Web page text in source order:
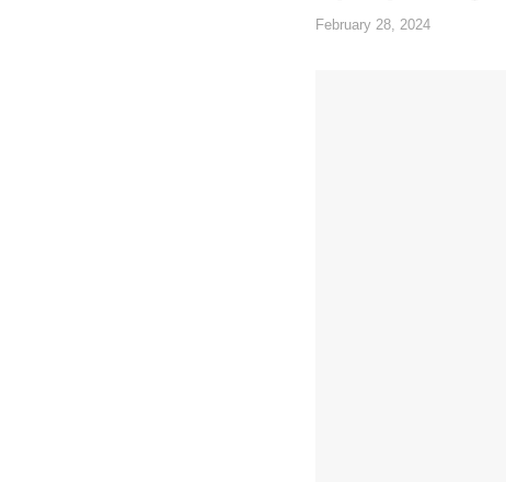
February 28, 2024